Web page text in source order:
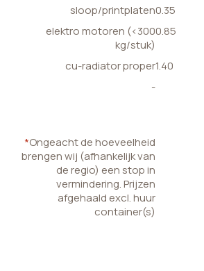
sloop/printplaten0.35
elektro motoren (<300
kg/stuk)
0.85
cu-radiator proper1.40
-
*Ongeacht de hoeveelheid
brengen wij (afhankelijk van
de regio) een stop in
vermindering. Prijzen
afgehaald excl. huur
container(s)